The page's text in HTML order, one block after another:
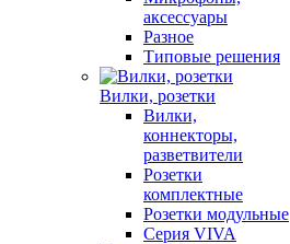
аксессуары
Разное
Типовые решения
Вилки, розетки
Вилки,
коннекторы,
разветвители
Розетки
комплектные
Розетки модульные
Серия VIVA